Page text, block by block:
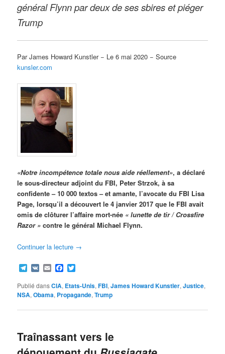
général Flynn par deux de ses sbires et piéger
Trump
Par James Howard Kunstler − Le 6 mai 2020 − Source
kunsler.com
«Notre incompétence totale nous aide réellement», a déclaré
le sous-directeur adjoint du FBI, Peter Strzok, à sa
confidente – 10 000 textos – et amante, l’avocate du FBI Lisa
Page, lorsqu’il a découvert le 4 janvier 2017 que le FBI avait
omis de clôturer l’affaire mort-née « lunette de tir / Crossfire
Razor » contre le général Michael Flynn.
Continuer la lecture →
Telegram
VK EmailFacebook
Publié dansCIA, Etats-Unis,FBI,James Howard Kunstler,Justice,
NSA,Obama, Propagande,Trump
Traînassant vers le